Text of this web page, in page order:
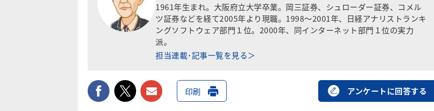
1961年生まれ。大阪府立大学卒業。岡三証券、シュローダー証券、コメル
ツ証券などを経て2005年より現職。1998〜2001年、日経アナリストランキ
ングソフトウェア部門１位。2000年、同インターネット部門１位の実力
派。
担当連載･記事一覧を見る＞
facebooktwitter メールで送る
印刷 アンケートに回答する